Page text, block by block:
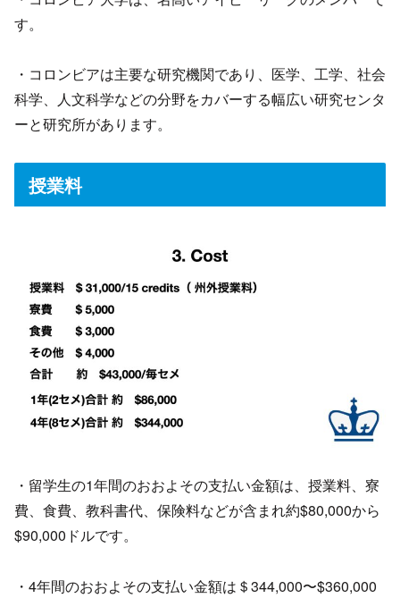
す。
・コロンビアは主要な研究機関であり、医学、工学、社会
科学、人文科学などの分野をカバーする幅広い研究センタ
ーと研究所があります。
授業料
・留学生の1年間のおおよその支払い金額は、授業料、寮
費、食費、教科書代、保険料などが含まれ約$80,000から
$90,000ドルです。
・4年間のおおよその支払い金額は＄344,000〜$360,000